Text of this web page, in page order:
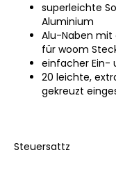
superleichte
Aluminium
Alu-Naben
für woom
einfacher Ein-
20 leichte,
gekreuzt
Steuersattz